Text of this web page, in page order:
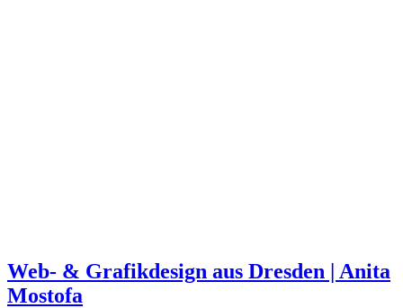
Web- & Grafikdesign aus Dresden | Anita
Mostofa